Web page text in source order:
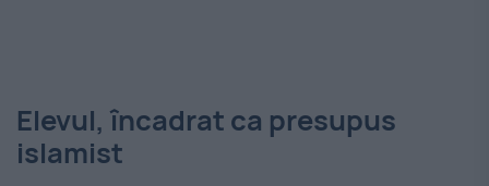
Elevul, încadrat ca presupus
islamist